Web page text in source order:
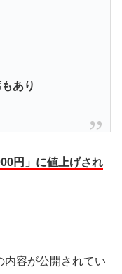
あり
円」に値上げされ
内容が公開されてい